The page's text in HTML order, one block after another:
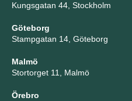
Kungsgatan 44, Stockholm
Göteborg
Stampgatan 14, Göteborg
Malmö
Stortorget 11, Malmö
Örebro